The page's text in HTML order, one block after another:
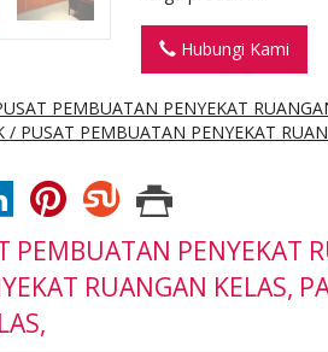
Hubungi Kami
PEMBUATAN PENYEKAT
/ PUSAT PEMBUATAN PENYEKAT
PEMBUATAN PENYEKAT
RUANGAN KELAS,